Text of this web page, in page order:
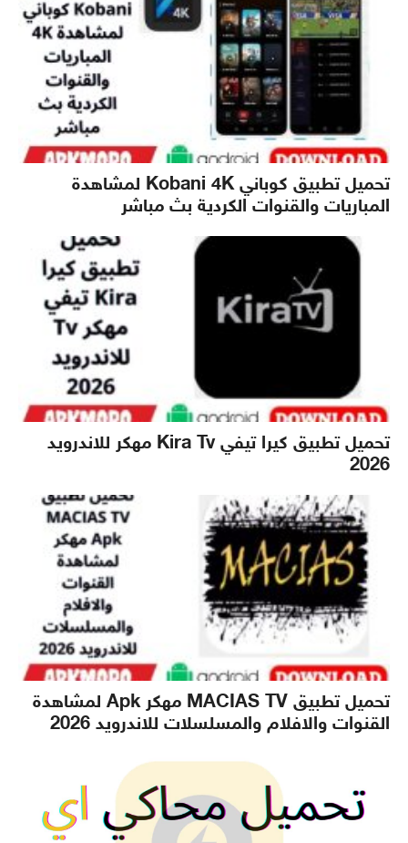
تحميل تطبيق كوباني Kobani 4K لمشاهدة
المباريات والقنوات الكردية بث مباشر
تحميل تطبيق كيرا تيفي Kira Tv مهكر للاندرويد
2026
تحميل تطبيق MACIAS TV مهكر Apk لمشاهدة
القنوات والافلام والمسلسلات للاندرويد 2026